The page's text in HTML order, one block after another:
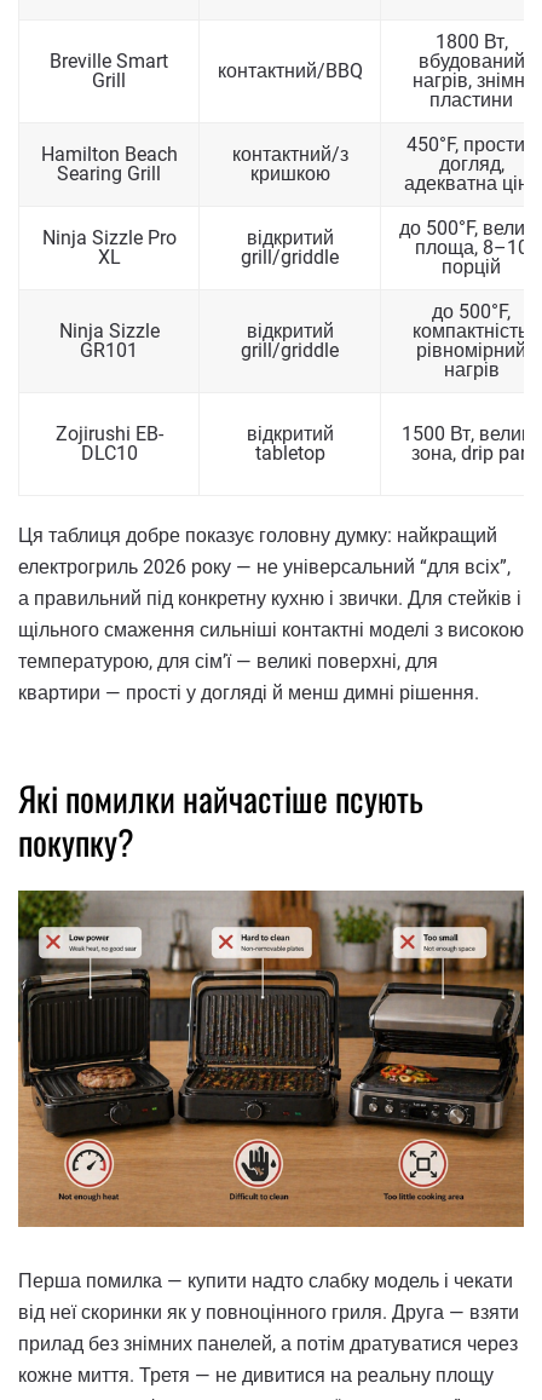
Breville Smart
Grill
контактний/BBQ
1800 Вт,
вбудований
нагрів, знімні
пластини
Hamilton Beach
Searing Grill
контактний/з
кришкою
450°F, простий
догляд,
адекватна ціна
Ninja Sizzle Pro
XL
відкритий
grill/griddle
до 500°F,
площа, 8–10
порцій
Ninja Sizzle
GR101
відкритий
grill/griddle
до 500°F,
компактність,
рівномірний
нагрів
Zojirushi EB-
DLC10
відкритий
tabletop
1500 Вт, велика
зона, drip pan
Ця таблиця добре показує головну думку: найкращий
електрогриль 2026 року — не універсальний “для всіх”,
а правильний під конкретну кухню і звички. Для стейків і
щільного смаження сильніші контактні моделі з високою
температурою, для сім’ї — великі поверхні, для
квартири — прості у догляді й менш димні рішення.
Які помилки найчастіше псують
покупку?
Перша помилка — купити надто слабку модель і чекати
від неї скоринки як у повноцінного гриля. Друга — взяти
прилад без знімних панелей, а потім дратуватися через
кожне миття. Третя — не дивитися на реальну площу